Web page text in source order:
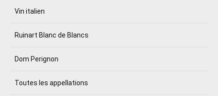
Vin italien
Ruinart Blanc de Blancs
Dom Perignon
Toutes les appellations